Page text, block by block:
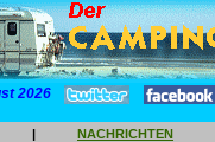
2026
| NACHRICHTEN